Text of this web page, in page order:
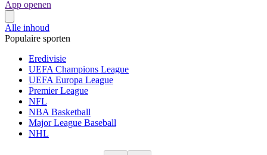
App openen
Alle inhoud
Populaire sporten
Eredivisie
UEFA Champions League
UEFA Europa League
Premier League
NFL
NBA Basketball
Major League Baseball
NHL